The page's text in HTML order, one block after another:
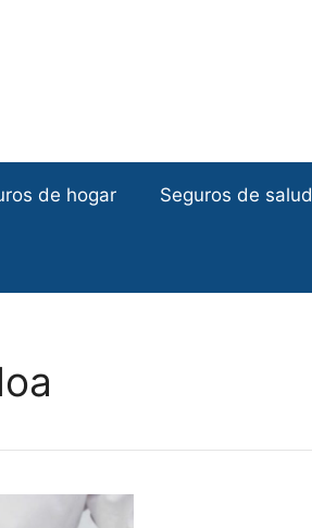
de hogar Seguros de salud